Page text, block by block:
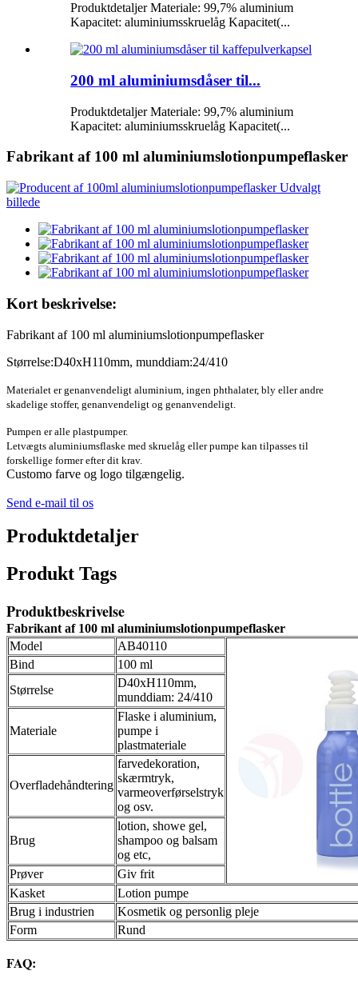
Produktdetaljer Materiale: 99,7% aluminium
Kapacitet: aluminiumsskruelåg Kapacitet(...
200 ml aluminiumsdåser til...
Produktdetaljer Materiale: 99,7% aluminium
Kapacitet: aluminiumsskruelåg Kapacitet(...
Fabrikant af 100 ml aluminiumslotionpumpeflasker
Kort beskrivelse:
Fabrikant af 100 ml aluminiumslotionpumpeflasker
Størrelse:D40xH110mm, munddiam:24/410
Materialet er genanvendeligt aluminium, ingen phthalater, bly eller andre
skadelige stoffer, genanvendeligt og genanvendeligt.
Pumpen er alle plastpumper.
Letvægts aluminiumsflaske med skruelåg eller pumpe kan tilpasses til
forskellige former efter dit krav.
Customo farve og logo tilgængelig.
Send e-mail til os
Produktdetaljer
Produkt Tags
Produktbeskrivelse
Fabrikant af 100 ml aluminiumslotionpumpeflasker
Model
AB40110
Bind
100 ml
Størrelse
D40xH110mm,
munddiam: 24/410
Materiale
Flaske i aluminium,
pumpe i
plastmateriale
Overfladehåndtering
farvedekoration,
skærmtryk,
varmeoverførselstryk
og osv.
Brug
lotion, showe gel,
shampoo og balsam
og etc,
Prøver
Giv frit
Kasket
Lotion pumpe
Brug i industrien
Kosmetik og personlig pleje
Form
Rund
FAQ: